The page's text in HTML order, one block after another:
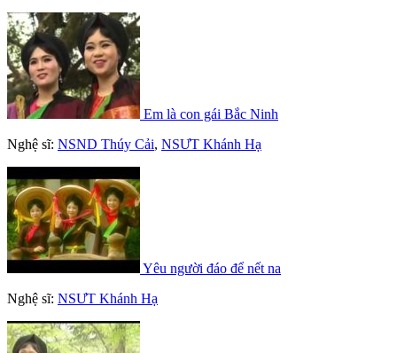
Em là con gái Bắc Ninh
Nghệ sĩ: NSND Thúy Cải, NSƯT Khánh Hạ
Yêu người đáo để nết na
Nghệ sĩ: NSƯT Khánh Hạ